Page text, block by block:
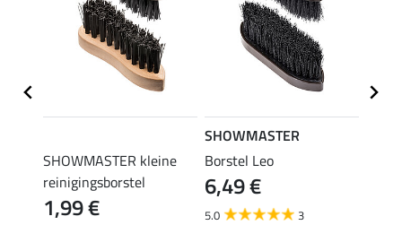
SHOWMASTER kleine
reinigingsborstel
1,99 €
SHOWMASTER
Borstel Leo
6,49 €
5.0 3